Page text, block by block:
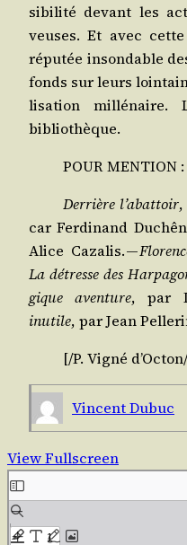
si­bi­li­té devant les
veuses. Et avec
répu­tée inson­dable
fonds sur leurs
li­sa­tion
bibliothèque.
POUR MENTION :
Der­rière l’abattoir,
car Fer­di­nand
Alice Caza­lis. —
La détresse des
gique aven­ture, par
inutile, par Jean
[/​P. Vigné d’Octon
Vincent Dubuc
View Fullscreen